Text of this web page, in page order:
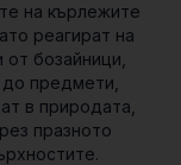
на кърлежите
реагират на
бозайници,
предмети,
в природата,
празното